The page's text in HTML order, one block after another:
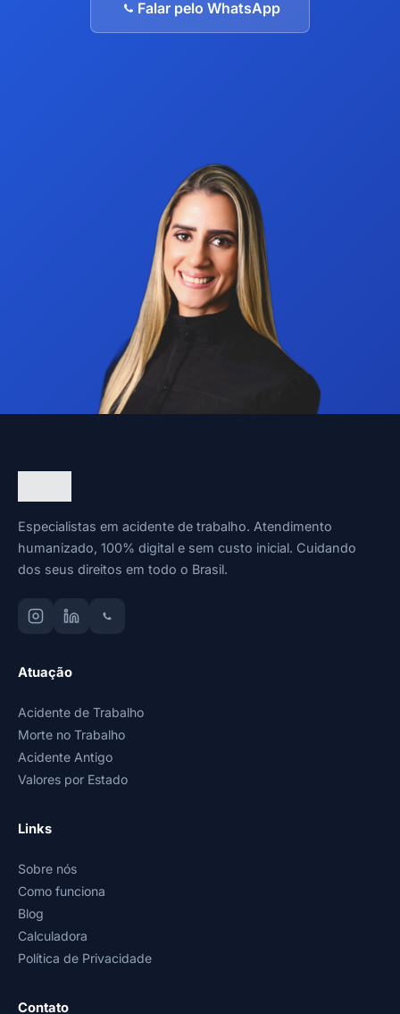
Falar pelo WhatsApp
Especialistas em acidente de trabalho. Atendimento
humanizado, 100% digital e sem custo inicial. Cuidando
dos seus direitos em todo o Brasil.
Atuação
Acidente de Trabalho
Morte no Trabalho
Acidente Antigo
Valores por Estado
Links
Sobre nós
Como funciona
Blog
Calculadora
Política de Privacidade
Contato